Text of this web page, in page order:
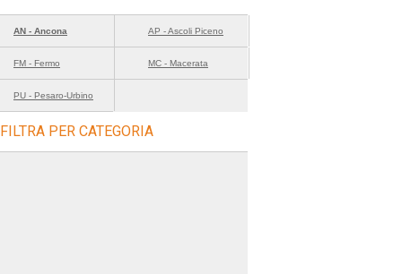
AN - Ancona AP - Ascoli Piceno
FM - Fermo MC - Macerata
PU - Pesaro-Urbino
FILTRA PER CATEGORIA